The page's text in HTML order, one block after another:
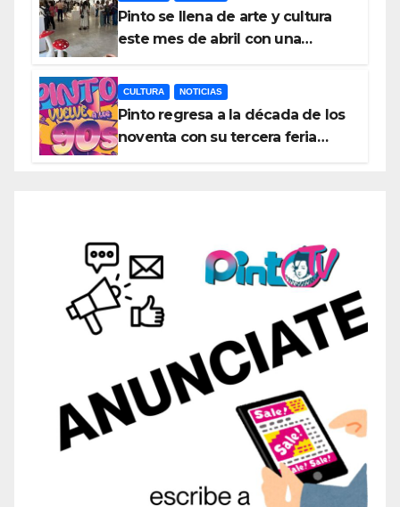
Pinto se llena de arte y cultura
este mes de abril con una
exposiciones y espectáculos
CULTURA NOTICIAS
Pinto regresa a la década de los
noventa con su tercera feria